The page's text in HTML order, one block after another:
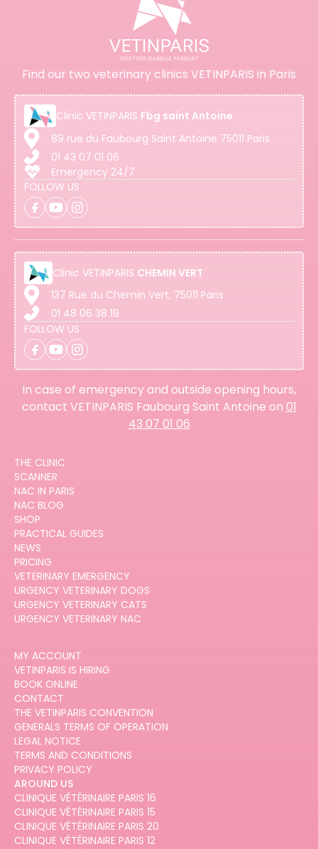
Find our two veterinary clinics VETINPARIS in Paris
Clinic VETINPARIS Fbg saint Antoine
89 rue du Faubourg Saint Antoine 75011 Paris
01 43 07 01 06
Emergency 24/7
FOLLOW US
Clinic VETINPARIS CHEMIN VERT
137 Rue du Chemin Vert, 75011 Paris
01 48 06 38 19
FOLLOW US
In case of emergency and outside opening hours,
contact VETINPARIS Faubourg Saint Antoine on 01
43 07 01 06
THE CLINIC
SCANNER
NAC IN PARIS
NAC BLOG
SHOP
PRACTICAL GUIDES
NEWS
PRICING
VETERINARY EMERGENCY
URGENCY VETERINARY DOGS
URGENCY VETERINARY CATS
URGENCY VETERINARY NAC
MY ACCOUNT
VETINPARIS IS HIRING
BOOK ONLINE
CONTACT
THE VETINPARIS CONVENTION
GENERALS TERMS OF OPERATION
LEGAL NOTICE
TERMS AND CONDITIONS
PRIVACY POLICY
AROUND US
CLINIQUE VÉTÉRINAIRE PARIS 16
CLINIQUE VÉTÉRINAIRE PARIS 15
CLINIQUE VÉTÉRINAIRE PARIS 20
CLINIQUE VÉTÉRINAIRE PARIS 12